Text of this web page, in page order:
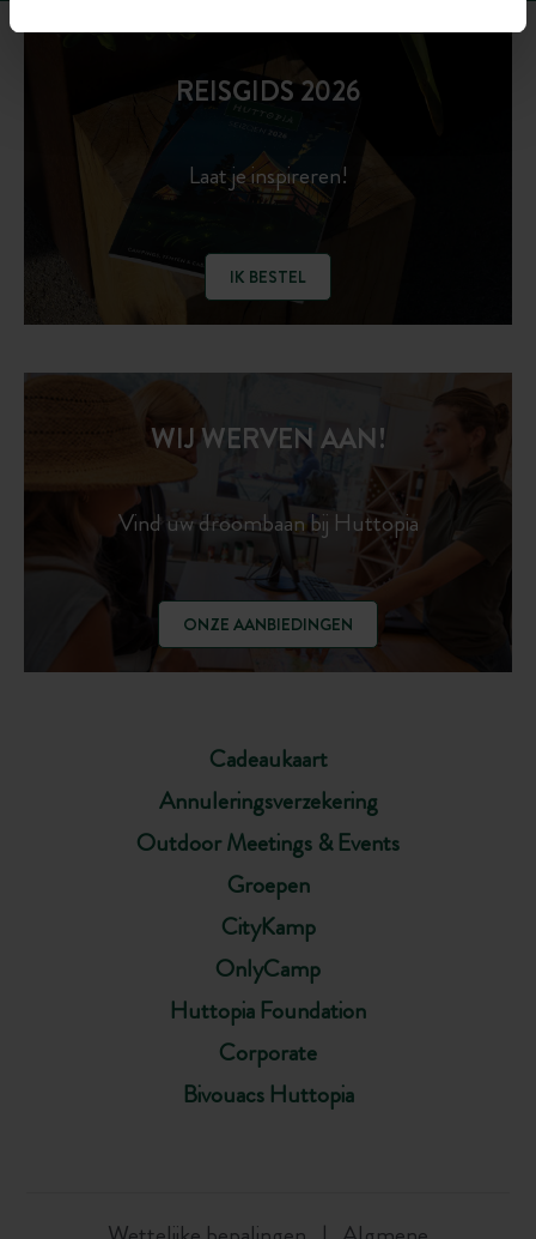
REISGIDS 2026
Laat je inspireren!
IK BESTEL
Cadeaukaart
Annuleringsverzekering
Outdoor Meetings & Events
Groepen
CityKamp
OnlyCamp
Huttopia Foundation
Corporate
Bivouacs Huttopia
WIJ WERVEN AAN!
Vind uw droombaan bij Huttopia
ONZE AANBIEDINGEN